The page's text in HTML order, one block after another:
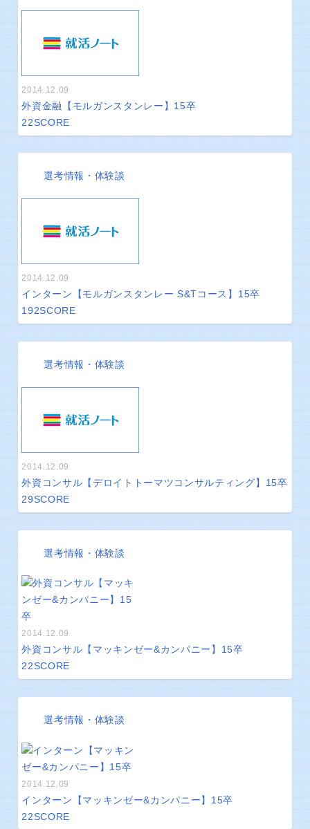
2014.12.09
外資金融【モルガンスタンレー】15卒
22SCORE
選考情報・体験談
2014.12.09
インターン【モルガンスタンレー S&Tコース】15卒
192SCORE
選考情報・体験談
2014.12.09
外資コンサル【デロイトトーマツコンサルティング】15卒
29SCORE
選考情報・体験談
2014.12.09
外資コンサル【マッキンゼー&カンパニー】15卒
22SCORE
選考情報・体験談
2014.12.09
インターン【マッキンゼー&カンパニー】15卒
22SCORE